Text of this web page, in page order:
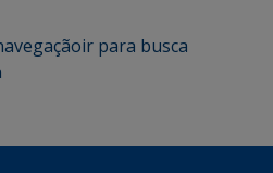
ir para busca